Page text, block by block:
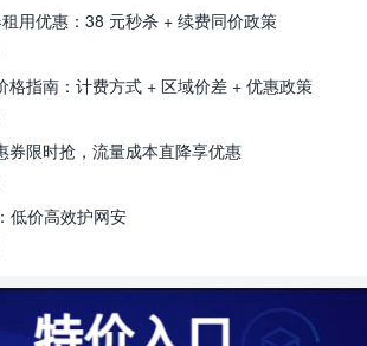
用优惠：38 元秒杀 + 续费同价政策
格指南：计费方式 + 区域价差 + 优惠政策
券限时抢，流量成本直降享优惠
低价高效护网安